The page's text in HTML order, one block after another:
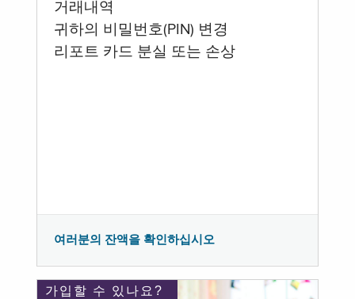
거래내역
귀하의 비밀번호(PIN) 변경
리포트 카드 분실 또는 손상
여러분의 잔액을 확인하십시오
가입할 수 있나요?